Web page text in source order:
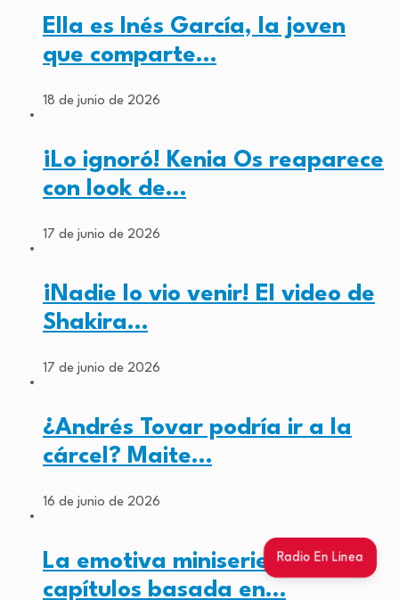
Radio En Linea
Ella es Inés García, la joven
que comparte…
18 de junio de 2026
¡Lo ignoró! Kenia Os reaparece
con look de…
17 de junio de 2026
¡Nadie lo vio venir! El video de
Shakira…
17 de junio de 2026
¿Andrés Tovar podría ir a la
cárcel? Maite…
16 de junio de 2026
La emotiva miniserie de 4
capítulos basada en…